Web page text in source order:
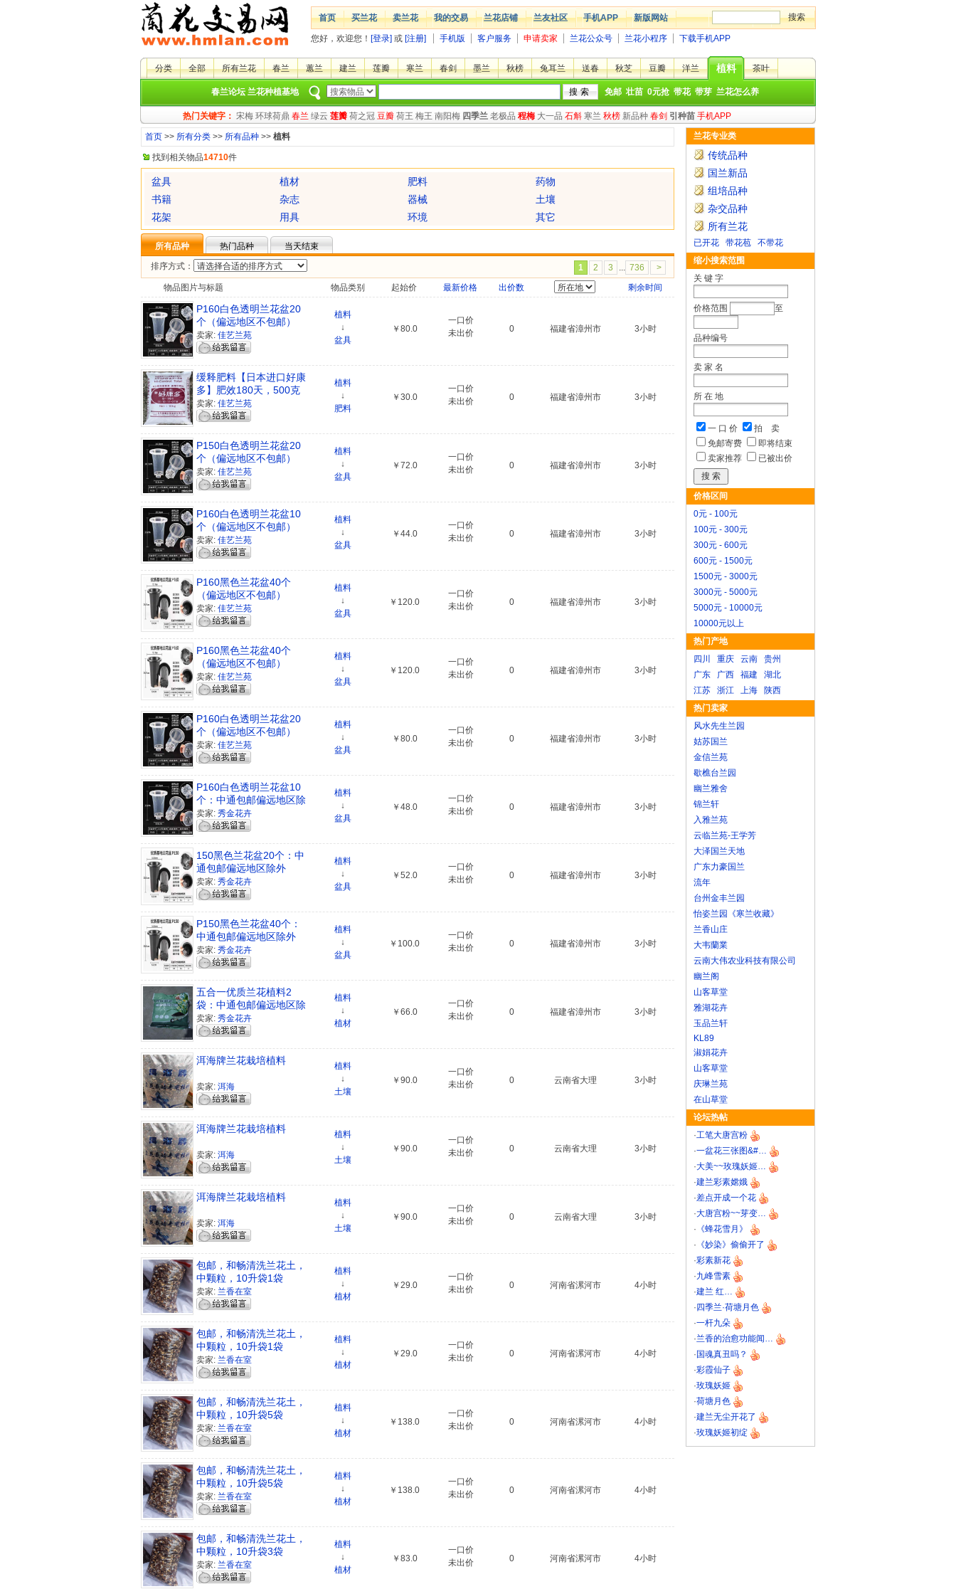
首页 买兰花 卖兰花 我的交易 兰花店铺 兰友社区 手机APP 新版网站
您好，欢迎您！ [登录] 或 [注册] 手机版 客户服务 申请卖家 兰花公众号 兰花小程序 下载手机APP
分类 全部 所有兰花 春兰 蕙兰 建兰 莲瓣 寒兰 春剑 墨兰 秋榜 兔耳兰 送春 秋芝 豆瓣 洋兰 植料 茶叶
春兰论坛 兰花种植基地 免邮 壮苗 0元抢 带花 带芽 兰花怎么养
热门关键字： 宋梅 环球荷鼎 春兰 绿云 莲瓣 荷之冠 豆瓣 荷王 梅王 南阳梅 四季兰 老极品 程梅 大一品 石斛 寒兰 秋榜 新品种 春剑 引种苗 手机APP
兰花专业类
传统品种
国兰新品
组培品种
杂交品种
所有兰花
已开花 带花苞
不带花
缩小搜索范围
关 键 字
价格范围 至
品种编号
卖 家 名
所 在 地
一 口 价
拍 卖
免邮寄费
即将结束
卖家推荐
已被出价
价格区间
0元 - 100元
100元 - 300元
300元 - 600元
600元 - 1500元
1500元 - 3000元
3000元 - 5000元
5000元 - 10000元
10000元以上
热门产地
四川
重庆 云南
贵州
广东
广西 福建
湖北
江苏
浙江 上海
陕西
热门卖家
风水先生兰园
姑苏国兰
金信兰苑
歇樵台兰园
幽兰雅舍
锦兰轩
入雅兰苑
云临兰苑-王学芳
大泽国兰天地
广东力豪国兰
流年
台州金丰兰园
怡姿兰园《寒兰收藏》
兰香山庄
大韦蘭業
云南大伟农业科技有限公司
幽兰阁
山客草堂
雅湖花卉
玉品兰轩
KL89
淑娟花卉
山客草堂
庆琳兰苑
在山草堂
论坛热帖
·工笔大唐宫粉
·一盆花三张图&#…
·大美~~玫瑰妖姬…
·建兰彩素嫦娥
·差点开成一个花
·大唐宫粉~~芽变…
· 《蜂花雪月》
· 《妙染》偷偷开了
·彩素新花
·九峰雪素
·建兰 红…
· 四季兰·荷塘月色
·一杆九朵
·兰香的治愈功能闻…
· 国魂真丑吗？
·彩霞仙子
·玫瑰妖姬
·荷塘月色
·建兰无尘开花了
·玫瑰妖姬初绽
首页 >> 所有分类 >> 所有品种 >> 植料
找到相关物品14710件
盆具 植材 肥料
药物
书籍
杂志 器械
土壤
花架
用具 环境 其它
所有品种 热门品种
当天结束
排序方式：
1 2 3 ... 736
>
物品图片与标题
物品类别 起始价 最新价格 出价数 剩余时间
P160白色透明兰花盆20
个（偏远地区不包邮）
卖家: 佳艺兰苑
植料
↓
盆具
￥80.0
一口价
未出价
0 福建省漳州市 3小时
缓释肥料【日本进口好康
多】肥效180天，500克
植株通用
卖家: 佳艺兰苑
植料
↓
肥料
￥30.0
一口价
未出价
0 福建省漳州市 3小时
P150白色透明兰花盆20
个（偏远地区不包邮）
卖家: 佳艺兰苑
植料
↓
盆具
￥72.0
一口价
未出价
0 福建省漳州市 3小时
P160白色透明兰花盆10
个（偏远地区不包邮）
卖家: 佳艺兰苑
植料
↓
盆具
￥44.0
一口价
未出价
0 福建省漳州市 3小时
P160黑色兰花盆40个
（偏远地区不包邮）
卖家: 佳艺兰苑
植料
↓
盆具
￥120.0
一口价
未出价
0 福建省漳州市 3小时
P160黑色兰花盆40个
（偏远地区不包邮）
卖家: 佳艺兰苑
植料
↓
盆具
￥120.0
一口价
未出价
0 福建省漳州市 3小时
P160白色透明兰花盆20
个（偏远地区不包邮）
卖家: 佳艺兰苑
植料
↓
盆具
￥80.0
一口价
未出价
0 福建省漳州市 3小时
P160白色透明兰花盆10
个：中通包邮偏远地区除
外
卖家: 秀金花卉
植料
↓
盆具
￥48.0
一口价
未出价
0 福建省漳州市 3小时
150黑色兰花盆20个：中
通包邮偏远地区除外
卖家: 秀金花卉
植料
↓
盆具
￥52.0
一口价
未出价
0 福建省漳州市 3小时
P150黑色兰花盆40个：
中通包邮偏远地区除外
卖家: 秀金花卉
植料
↓
盆具
￥100.0
一口价
未出价
0 福建省漳州市 3小时
五合一优质兰花植料2
袋：中通包邮偏远地区除
外
卖家: 秀金花卉
植料
↓
植材
￥66.0
一口价
未出价
0 福建省漳州市 3小时
洱海牌兰花栽培植料
卖家: 洱海
植料
↓
土壤
￥90.0
一口价
未出价
0 云南省大理 3小时
洱海牌兰花栽培植料
卖家: 洱海
植料
↓
土壤
￥90.0
一口价
未出价
0 云南省大理 3小时
洱海牌兰花栽培植料
卖家: 洱海
植料
↓
土壤
￥90.0
一口价
未出价
0 云南省大理 3小时
包邮，和畅清洗兰花土，
中颗粒，10升袋1袋
卖家: 兰香在室
植料
↓
植材
￥29.0
一口价
未出价
0 河南省漯河市 4小时
包邮，和畅清洗兰花土，
中颗粒，10升袋1袋
卖家: 兰香在室
植料
↓
植材
￥29.0
一口价
未出价
0 河南省漯河市 4小时
包邮，和畅清洗兰花土，
中颗粒，10升袋5袋
卖家: 兰香在室
植料
↓
植材
￥138.0
一口价
未出价
0 河南省漯河市 4小时
包邮，和畅清洗兰花土，
中颗粒，10升袋5袋
卖家: 兰香在室
植料
↓
植材
￥138.0
一口价
未出价
0 河南省漯河市 4小时
包邮，和畅清洗兰花土，
中颗粒，10升袋3袋
卖家: 兰香在室
植料
↓
植材
￥83.0
一口价
未出价
0 河南省漯河市 4小时